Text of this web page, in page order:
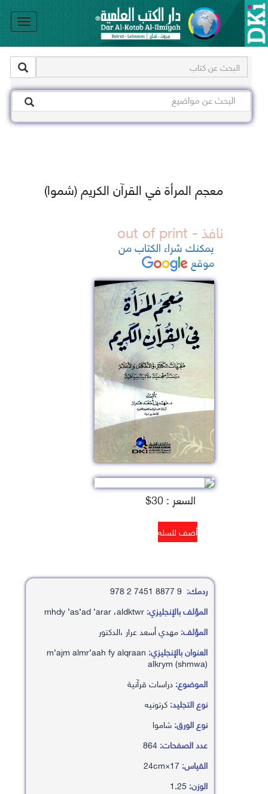
معجم المرأة في القرآن الكريم (شموا)
نافذ - out of print
يمكنك شراء الكتاب من
موقع
السعر : 30$
ردمك:
المؤلف بالإنجليزي:
المؤلف:مهدي أسعد عرار ،الدكتور
العنوان بالإنجليزي: m’ajm almr’aah fy alqraan
alkrym (shmwa)
الموضوع:دراسات قرآنية
نوع التجليد:كرتونيه
نوع الورق:شاموا
عدد الصفحات:
القياس:
الوزن: